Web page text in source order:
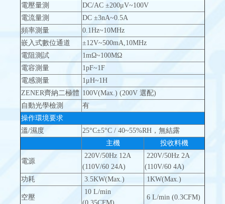
電壓量測
DC/AC ±200μV~100V
電流量測
DC ±3nA~0.5A
頻率測量
0.1Hz~10MHz
嵌入式數位通道
±12V~500mA,10MHz
電阻測試
1mΩ~100MΩ
電容測量
1pF~1F
電感測量
1μH~1H
ZENER齊納二極體 100V(Max.) (200V 選配)
自動光學檢測
有
操作環境要求
溫/濕度
25°C±5°C / 40~55%RH，無結露
主機
投收料機
電源
220V/50Hz 12A
(110V/60 24A)
220V/50Hz 2A
(110V/60 4A)
功耗
3.5KW(Max.) 1KW(Max.)
空壓
10 L/min
6 L/min (0.3CFM)